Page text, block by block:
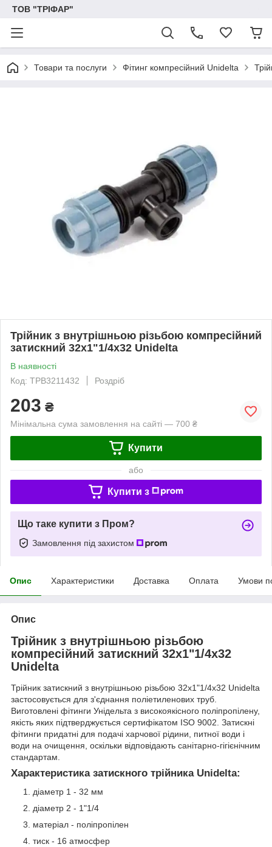
ТОВ "ТРІФАР"
Товари та послуги Фітинг компресійний Unidelta
Трійник з внутрішньою різьбою компресійний
затискний 32x1"1/4х32 Unidelta
В наявності
Код: ТРВ3211432
Роздріб
203 ₴
Мінімальна сума замовлення на сайті — 700 ₴
Купити
або
Купити з
Що таке купити з Пром?
Замовлення під захистом
Опис Характеристики Доставка Оплата Умови
Опис
Трійник з внутрішньою різьбою
компресійний затискний 32x1"1/4х32
Unidelta
Трійник затискний з внутрішньою різьбою 32x1"1/4х32 Unidelta
застосовується для з'єднання поліетиленових труб.
Виготовлені фітинги Унідельта з високоякісного поліпропілену,
якість яких підтверджується сертифікатом ISO 9002. Затискні
фітинги придатні для подачі харчової рідини, питної води і
води на очищення, оскільки відповідають санітарно-гігієнічним
стандартам.
Характеристика затискного трійника Unidelta:
діаметр 1 - 32 мм
діаметр 2 - 1"1/4
матеріал - поліпропілен
тиск - 16 атмосфер